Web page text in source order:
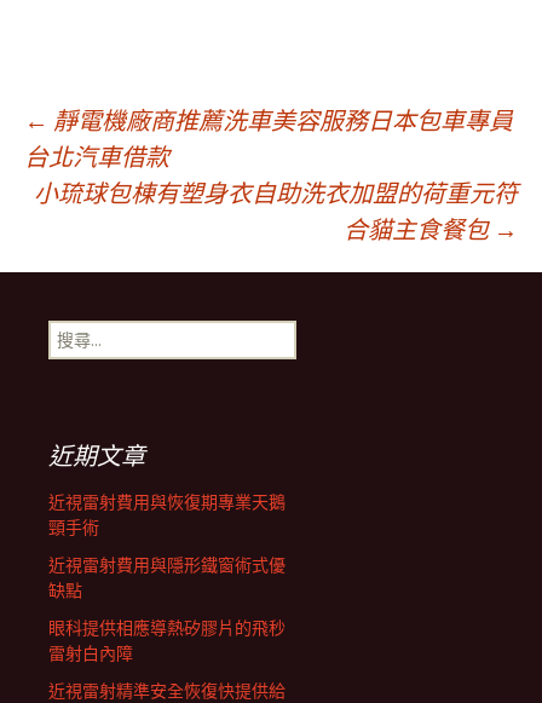
文
章
導
航
列
← 靜電機廠商推薦洗車美容服務日本包車專員
台北汽車借款
小琉球包棟有塑身衣自助洗衣加盟的荷重元符
合貓主食餐包 →
搜
尋
近期文章
近視雷射費用與恢復期專業天鵝
頸手術
近視雷射費用與隱形鐵窗術式優
缺點
眼科提供相應導熱矽膠片的飛秒
雷射白內障
近視雷射精準安全恢復快提供給